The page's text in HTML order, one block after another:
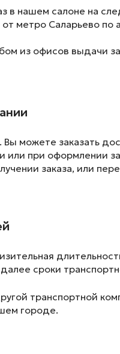
в нашем салоне на
от метро Саларьево
из офисов выдачи
можете заказать
или при оформлении
заказа, или
сроки
транспортной
городе.